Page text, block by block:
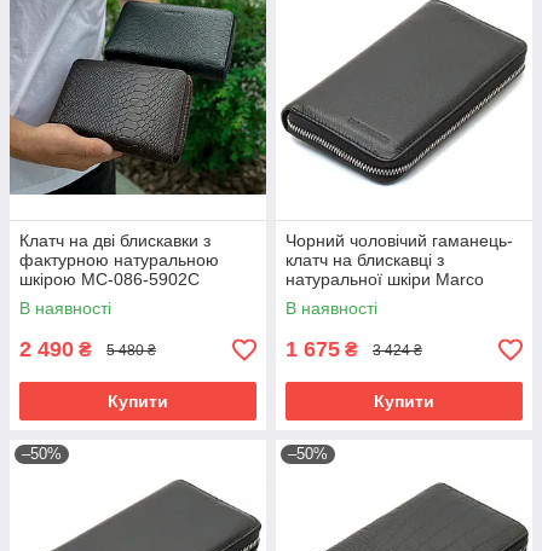
Клатч на дві блискавки з
фактурною натуральною
шкірою MC-086-5902С
В наявності
2 490 ₴ 5 480 ₴
Купити
Чорний чоловічий гаманець-
клатч на блискавці з
натуральної шкіри Marco
Coverna MC-802-1
В наявності
1 675 ₴ 3 424 ₴
Купити
–50% –50%